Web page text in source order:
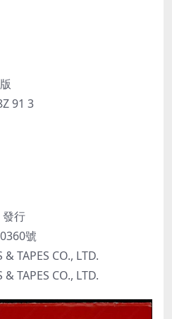
91 3
行
號
TAPES CO., LTD.
TAPES CO., LTD.